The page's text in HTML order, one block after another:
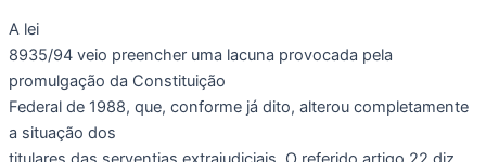
A lei
8935/94 veio preencher uma lacuna provocada pela
promulgação da Constituição
Federal de 1988, que, conforme já dito, alterou completamente
a situação dos